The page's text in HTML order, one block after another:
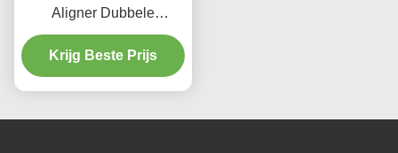
Aligner Dubbele
schermen Real-time
tracking en hoge precisie
3D-imaging voor perfecte
Krijg Beste Prijs